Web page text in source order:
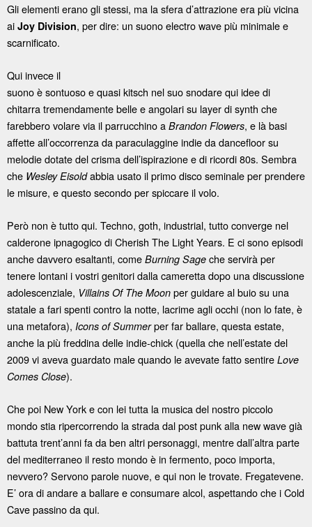
Gli elementi erano gli stessi, ma la sfera d’attrazione era più vicina
ai Joy Division, per dire: un suono electro wave più minimale e
scarnificato.
Qui invece il
suono è sontuoso e quasi kitsch nel suo snodare qui idee di
chitarra tremendamente belle e angolari su layer di synth che
farebbero volare via il parrucchino a Brandon Flowers, e là basi
affette all’occorrenza da paraculaggine indie da dancefloor su
melodie dotate del crisma dell’ispirazione e di ricordi 80s. Sembra
che Wesley Eisoldabbia usato il primo disco seminale per prendere
le misure, e questo secondo per spiccare il volo.
Però non è tutto qui. Techno, goth, industrial, tutto converge nel
calderone ipnagogico di Cherish The Light Years. E ci sono episodi
anche davvero esaltanti, come Burning Sage che servirà per
tenere lontani i vostri genitori dalla cameretta dopo una discussione
adolescenziale, Villains Of The Moon per guidare al buio su una
statale a fari spenti contro la notte, lacrime agli occhi (non lo fate, è
una metafora), Icons of Summerper far ballare, questa estate,
anche la più freddina delle indie-chick (quella che nell’estate del
2009 vi aveva guardato male quando le avevate fatto sentire Love
Comes Close).
Che poi New York e con lei tutta la musica del nostro piccolo
mondo stia ripercorrendo la strada dal post punk alla new wave già
battuta trent’anni fa da ben altri personaggi, mentre dall’altra parte
del mediterraneo il resto mondo è in fermento, poco importa,
nevvero? Servono parole nuove, e qui non le trovate. Fregatevene.
E’ ora di andare a ballare e consumare alcol, aspettando che i Cold
Cave passino da qui.